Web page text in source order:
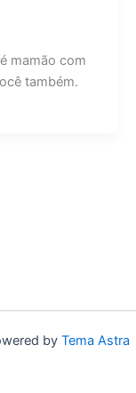
mamão com
também.
by Tema Astra